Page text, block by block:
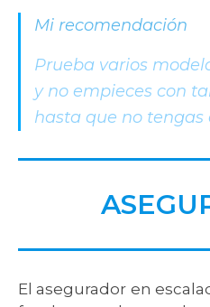
Mi recomendación
Prueba varios
y no empieces con
hasta que no
El asegurador en